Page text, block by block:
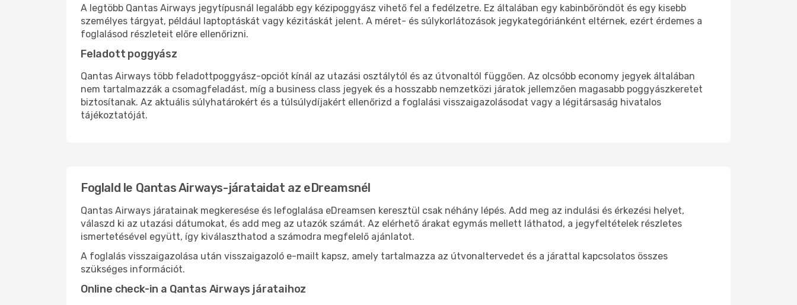
A legtöbb Qantas Airways jegytípusnál legalább egy kézipoggyász vihető fel a fedélzetre. Ez általában egy kabinbőröndöt és egy kisebb
személyes tárgyat, például laptoptáskát vagy kézitáskát jelent. A méret- és súlykorlátozások jegykategóriánként eltérnek, ezért érdemes a
foglalásod részleteit előre ellenőrizni.
Feladott poggyász
Qantas Airways több feladottpoggyász-opciót kínál az utazási osztálytól és az útvonaltól függően. Az olcsóbb economy jegyek általában
nem tartalmazzák a csomagfeladást, míg a business class jegyek és a hosszabb nemzetközi járatok jellemzően magasabb poggyászkeretet
biztosítanak. Az aktuális súlyhatárokért és a túlsúlydíjakért ellenőrizd a foglalási visszaigazolásodat vagy a légitársaság hivatalos
tájékoztatóját.
Foglald le Qantas Airways-járataidat az eDreamsnél
Qantas Airways járatainak megkeresése és lefoglalása eDreamsen keresztül csak néhány lépés. Add meg az indulási és érkezési helyet,
válaszd ki az utazási dátumokat, és add meg az utazók számát. Az elérhető árakat egymás mellett láthatod, a jegyfeltételek részletes
ismertetésével együtt, így kiválaszthatod a számodra megfelelő ajánlatot.
A foglalás visszaigazolása után visszaigazoló e-mailt kapsz, amely tartalmazza az útvonaltervedet és a járattal kapcsolatos összes
szükséges információt.
Online check-in a Qantas Airways járataihoz